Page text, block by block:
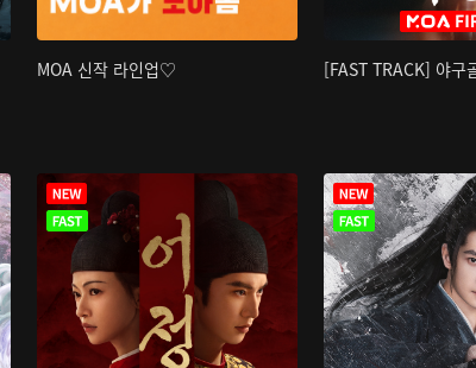
MOA 신작 라인업♡ [FAST TRACK] 야구